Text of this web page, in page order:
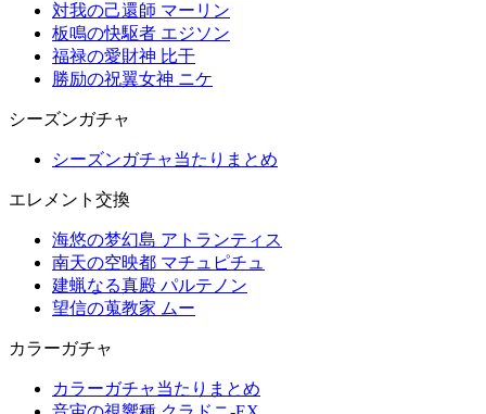
対我の己還師 マーリン
板鳴の快駆者 エジソン
福禄の愛財神 比干
勝励の祝翼女神 ニケ
シーズンガチャ
シーズンガチャ当たりまとめ
エレメント交換
海悠の梦幻島 アトランティス
南天の空映都 マチュピチュ
建蝋なる真殿 パルテノン
望信の蒐教家 ムー
カラーガチャ
カラーガチャ当たりまとめ